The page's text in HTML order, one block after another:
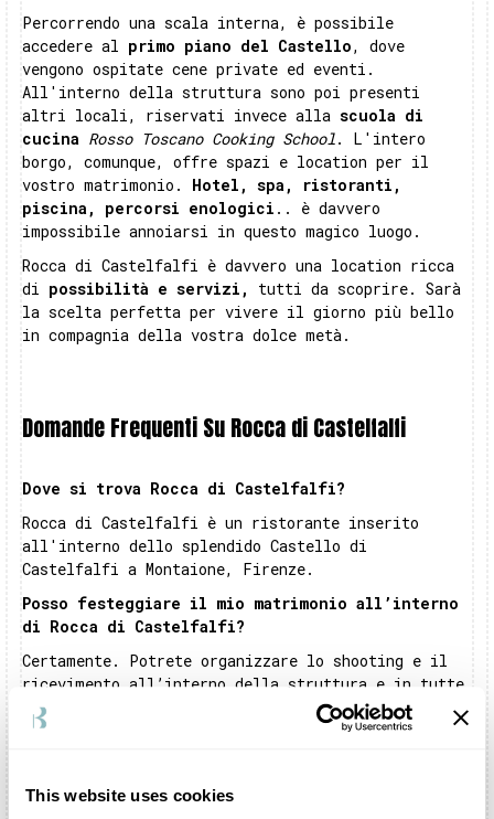
This website uses cookies
Percorrendo una scala interna, è possibile
accedere al primo piano del Castello, dove
vengono ospitate cene private ed eventi.
All'interno della struttura sono poi presenti
altri locali, riservati invece alla scuola di
cucina Rosso Toscano Cooking School. L'intero
borgo, comunque, offre spazi e location per il
vostro matrimonio. Hotel, spa, ristoranti,
piscina, percorsi enologici .. è davvero
impossibile annoiarsi in questo magico luogo.
Rocca di Castelfalfi è davvero una location ricca
di possibilità e servizi,
tutti da scoprire. Sarà
la scelta perfetta per vivere il giorno più bello
in compagnia della vostra dolce metà.
Domande Frequenti Su Rocca di Castelfalfi
Dove si trova Rocca di Castelfalfi?
Rocca di Castelfalfi è un ristorante inserito
all'interno dello splendido Castello di
Castelfalfi a Montaione, Firenze.
Posso festeggiare il mio matrimonio all’interno
di Rocca di Castelfalfi?
Certamente. Potrete organizzare lo shooting e il
ricevimento all’interno della struttura e in tutte
le zone del borgo. L’intero complesso viene
dedicato in esclusiva alla vostra festa. Il team
fotografi e fioristi.